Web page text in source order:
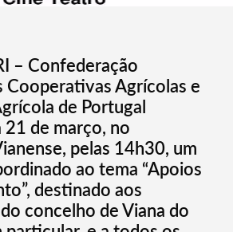
– Confederação
Cooperativas Agrícolas e
de Portugal
de março, no
pelas 14h30, um
ao tema “Apoios
destinado aos
concelho de Viana do